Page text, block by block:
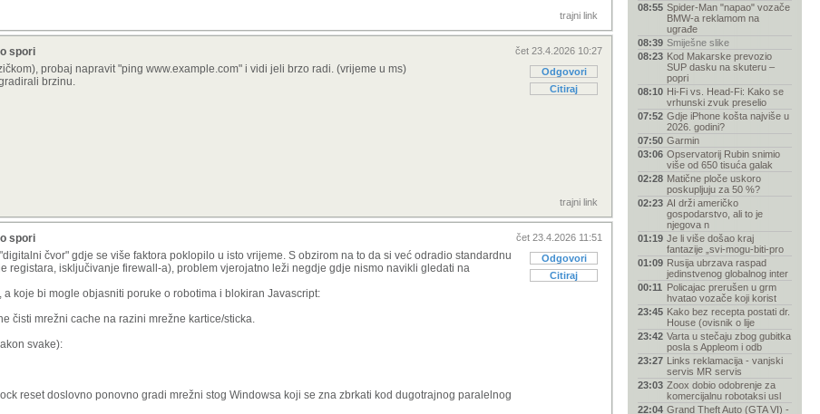
trajni link
čet 23.4.2026 10:27
Odgovori
Citiraj
spori
probaj napravit "ping www.example.com" i vidi jeli brzo radi. (vrijeme u ms)
brzinu.
trajni link
čet 23.4.2026 11:51
Odgovori
Citiraj
spori
čvor" gdje se više faktora poklopilo u isto vrijeme. S obzirom na to da si već odradio standardnu
registara, isključivanje firewall-a), problem vjerojatno leži negdje gdje nismo navikli gledati na
koje bi mogle objasniti poruke o robotima i blokiran Javascript:
čisti mrežni cache na razini mrežne kartice/sticka.
svake):
reset doslovno ponovno gradi mrežni stog Windowsa koji se zna zbrkati kod dugotrajnog paralelnog
08:55 Spider-Man "napao" vozače
BMW-a reklamom na
ugrađe
08:39 Smiješne slike
08:23 Kod Makarske prevozio
SUP dasku na skuteru –
popri
08:10 Hi-Fi vs. Head-Fi: Kako se
vrhunski zvuk preselio
07:52 Gdje iPhone košta najviše u
2026. godini?
07:50 Garmin
03:06 Opservatorij Rubin snimio
više od 650 tisuća galak
02:28 Matične ploče uskoro
poskupljuju za 50 %?
02:23 AI drži američko
gospodarstvo, ali to je
njegova n
01:19 Je li više došao kraj
fantazije „svi-mogu-biti-pro
01:09 Rusija ubrzava raspad
jedinstvenog globalnog inter
00:11 Policajac prerušen u grm
hvatao vozače koji korist
23:45 Kako bez recepta postati dr.
House (ovisnik o lije
23:42 Varta u stečaju zbog gubitka
posla s Appleom i odb
23:27 Links reklamacija - vanjski
servis MR servis
23:03 Zoox dobio odobrenje za
komercijalnu robotaksi usl
22:04 Grand Theft Auto (GTA VI) -